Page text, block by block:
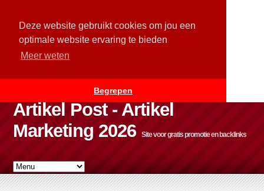
Deze website gebruikt cookies om jou een
optimale website ervaring te bieden
Meer weten
Begrepen
Artikel Post - Artikel
Marketing 2026
Site voor gratis promotie en backlinks